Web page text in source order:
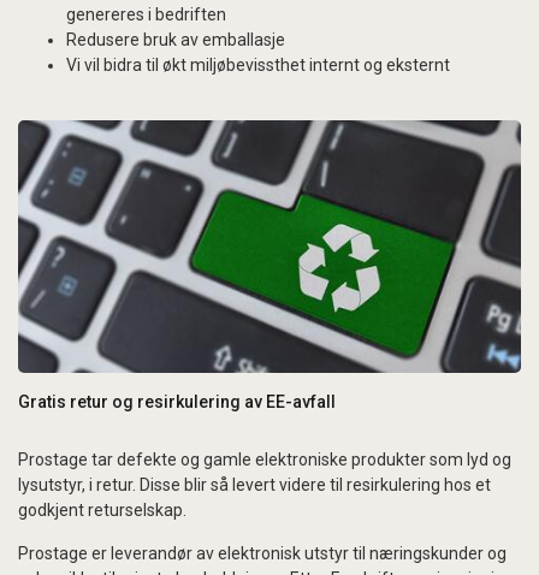
genereres i bedriften
Redusere bruk av emballasje
Vi vil bidra til økt miljøbevissthet internt og eksternt
Gratis retur og resirkulering av EE-avfall
Prostage tar defekte og gamle elektroniske produkter som lyd og
lysutstyr, i retur. Disse blir så levert videre til resirkulering hos et
godkjent returselskap.
Prostage er leverandør av elektronisk utstyr til næringskunder og